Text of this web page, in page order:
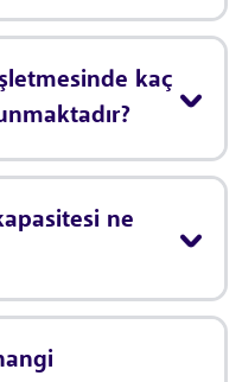
kaç
ne